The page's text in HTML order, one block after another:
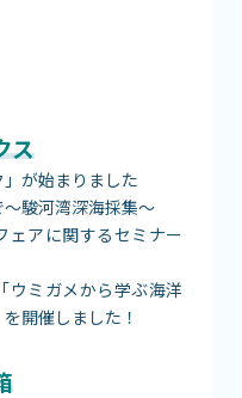
ス
」が始まりました
～駿河湾深海採集～
ェアに関するセミナー
ウミガメから学ぶ海洋
開催しました！